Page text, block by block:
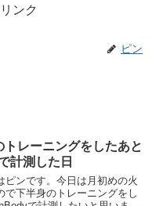
ンク
ピン
トレーニングをしたあと
計測した日
ピンです。今日は月初めの火
で下半身のトレーニングをし